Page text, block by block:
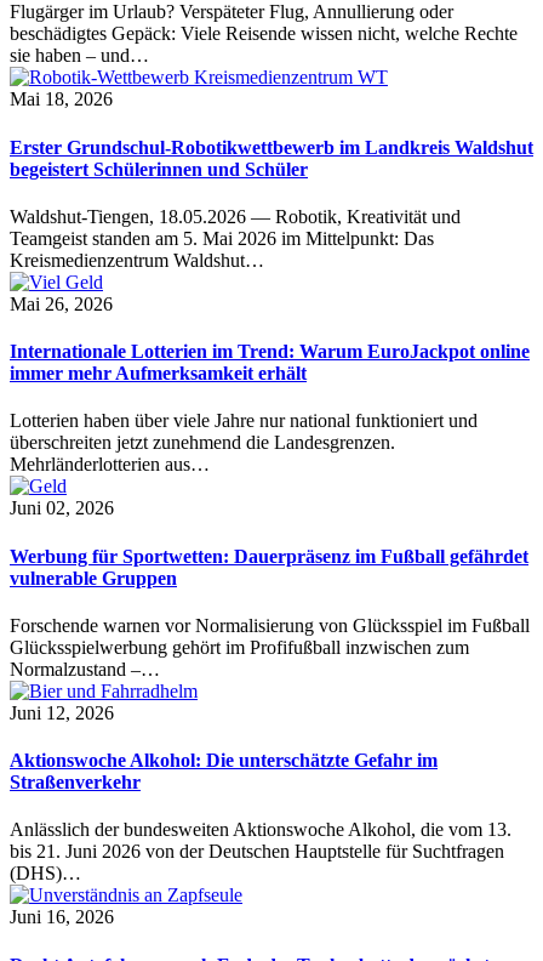
Flugärger im Urlaub? Verspäteter Flug, Annullierung oder
beschädigtes Gepäck: Viele Reisende wissen nicht, welche Rechte
sie haben – und…
Mai 18, 2026
Erster Grundschul-Robotikwettbewerb im Landkreis Waldshut
begeistert Schülerinnen und Schüler
Waldshut-Tiengen, 18.05.2026 — Robotik, Kreativität und
Teamgeist standen am 5. Mai 2026 im Mittelpunkt: Das
Kreismedienzentrum Waldshut…
Mai 26, 2026
Internationale Lotterien im Trend: Warum EuroJackpot online
immer mehr Aufmerksamkeit erhält
Lotterien haben über viele Jahre nur national funktioniert und
überschreiten jetzt zunehmend die Landesgrenzen.
Mehrländerlotterien aus…
Juni 02, 2026
Werbung für Sportwetten: Dauerpräsenz im Fußball gefährdet
vulnerable Gruppen
Forschende warnen vor Normalisierung von Glücksspiel im Fußball
Glücksspielwerbung gehört im Profifußball inzwischen zum
Normalzustand –…
Juni 12, 2026
Aktionswoche Alkohol: Die unterschätzte Gefahr im
Straßenverkehr
Anlässlich der bundesweiten Aktionswoche Alkohol, die vom 13.
bis 21. Juni 2026 von der Deutschen Hauptstelle für Suchtfragen
(DHS)…
Juni 16, 2026